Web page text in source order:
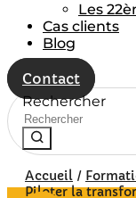
Les
Cas clients
Blog
Contact
Rechercher
Accueil /
Piloter la